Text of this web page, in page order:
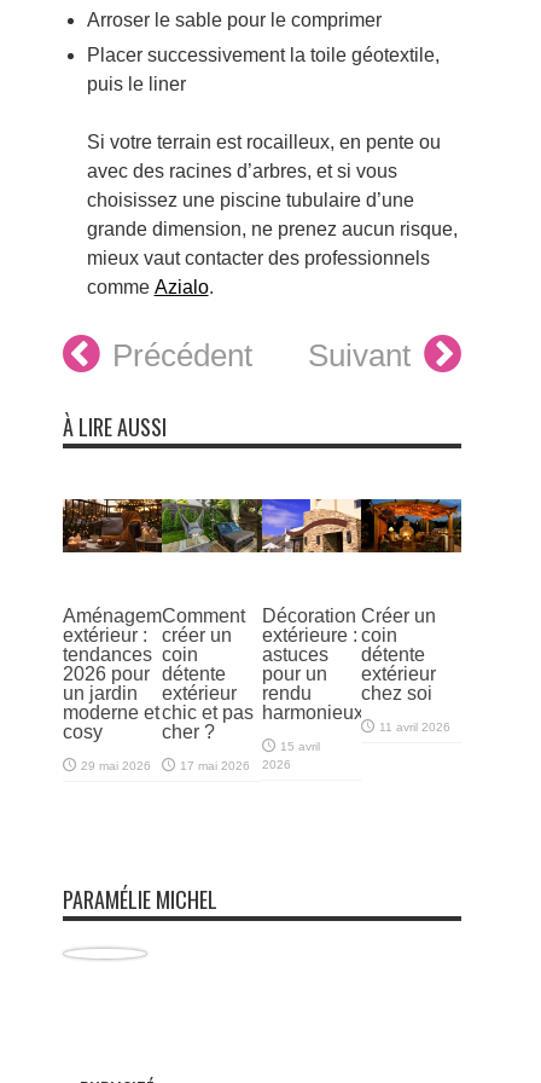
Arroser le sable pour le comprimer
Placer successivement la toile géotextile,
puis le liner
Si votre terrain est rocailleux, en pente ou
avec des racines d’arbres, et si vous
choisissez une piscine tubulaire d’une
grande dimension, ne prenez aucun risque,
mieux vaut contacter des professionnels
comme Azialo.
Précédent Suivant
À LIRE AUSSI
Aménagement
extérieur :
tendances
2026 pour
un jardin
moderne et
cosy
29 mai 2026
Comment
créer un
coin
détente
extérieur
chic et pas
cher ?
17 mai 2026
Décoration
extérieure :
astuces
pour un
rendu
harmonieux
15 avril
2026
Créer un
coin
détente
extérieur
chez soi
11 avril 2026
PARAMÉLIE MICHEL